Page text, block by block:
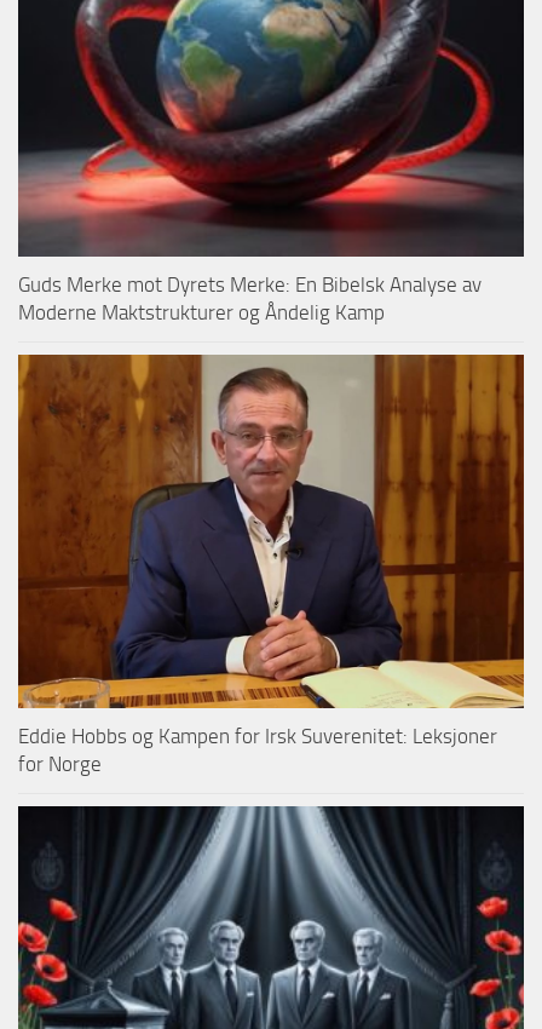
Guds Merke mot Dyrets Merke: En Bibelsk Analyse av
Moderne Maktstrukturer og Åndelig Kamp
Eddie Hobbs og Kampen for Irsk Suverenitet: Leksjoner
for Norge